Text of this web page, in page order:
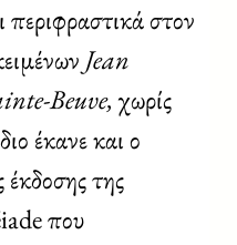
στον
Jean
Beuve,χωρίς
έκανε και ο
της
που